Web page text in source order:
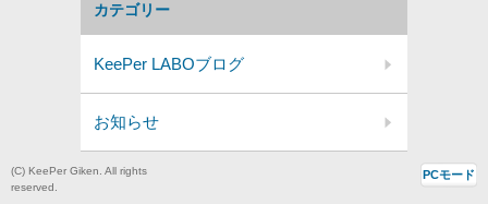
カテゴリー
KeePer LABOブログ
お知らせ
(C) KeePer Giken. All rights
reserved.
PCモード